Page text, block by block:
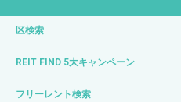
区検索
REIT FIND 5大キャンペーン
フリーレント検索